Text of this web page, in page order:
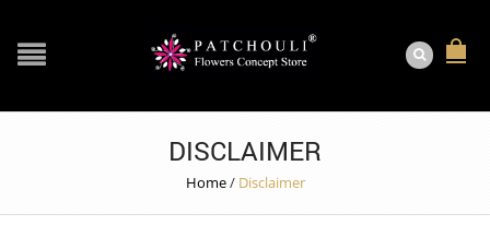
DISCLAIMER
Home/ Disclaimer